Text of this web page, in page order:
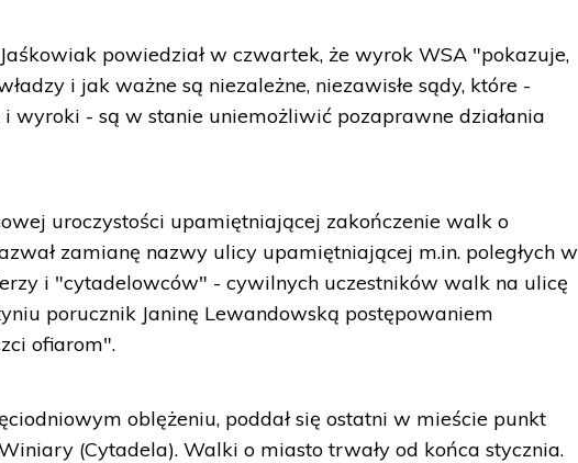
powiedział w czwartek, że wyrok WSA "pokazuje,
i jak ważne są niezależne, niezawisłe sądy, które -
i wyroki - są w stanie uniemożliwić pozaprawne działania
uroczystości upamiętniającej zakończenie walk o
zamianę nazwy ulicy upamiętniającej m.in. poległych w
i "cytadelowców" - cywilnych uczestników walk na ulicę
porucznik Janinę Lewandowską postępowaniem
ofiarom".
oblężeniu, poddał się ostatni w mieście punkt
(Cytadela). Walki o miasto trwały od końca stycznia.